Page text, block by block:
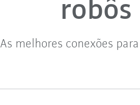
robôs
As melhores conexões